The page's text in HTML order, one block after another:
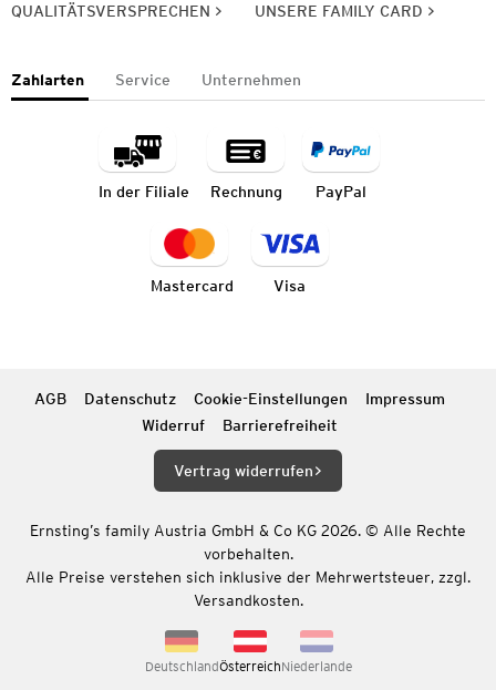
QUALITÄTSVERSPRECHEN UNSERE FAMILY CARD
Zahlarten Service Unternehmen
In der Filiale Rechnung PayPal
Mastercard Visa
AGB Datenschutz Cookie-Einstellungen
Impressum
Widerruf
Barrierefreiheit
Vertrag widerrufen
Ernsting’s family Austria GmbH & Co KG 2026. © Alle Rechte
vorbehalten.
Alle Preise verstehen sich inklusive der Mehrwertsteuer, zzgl.
Versandkosten.
DeutschlandÖsterreichNiederlande